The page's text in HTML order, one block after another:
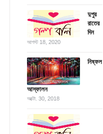
দুপুর
রাতের
দিন
আগস্ট 18, 2020
নিষ্ফল
আস্ফালন
অক্টো. 30, 2018